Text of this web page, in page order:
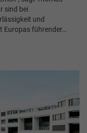
sind bei
und
Europas führender…